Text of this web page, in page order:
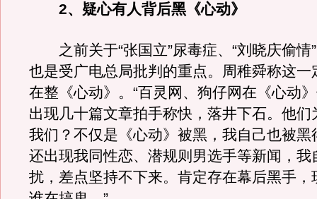
2、疑心有人背后黑《心动》
之前关于“张国立”尿毒症、“刘晓庆偷情
也是受广电总局批判的重点。周稚舜称这一
在整《心动》。“百灵网、狗仔网在《心动
出现几十篇文章拍手称快，落井下石。他们
我们？不仅是《心动》被黑，我自己也被黑
还出现我同性恋、潜规则男选手等新闻，我
扰，差点坚持不下来。肯定存在幕后黑手，